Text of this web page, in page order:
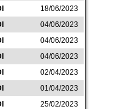
18/06/2023
04/06/2023
04/06/2023
04/06/2023
02/04/2023
01/04/2023
25/02/2023